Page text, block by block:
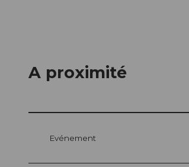
A proximité
Evénement